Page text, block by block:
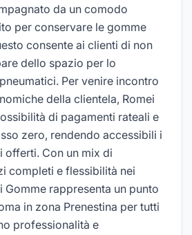
da un comodo
per conservare le gomme
consente ai clienti di non
dello spazio per lo
Per venire incontro
della clientela, Romei
di pagamenti rateali e
zero, rendendo accessibili i
offerti. Con un mix di
completi e flessibilità nei
Gomme rappresenta un punto
in zona Prenestina per tutti
professionalità e